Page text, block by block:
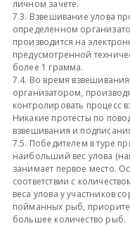
личном зачете.
7.3. Взвешивание улова
определенном
производится на
предусмотренной
более 1 грамма.
7.4. Во время
организатором,
контролировать процесс
Никакие протесты по
взвешивания и
7.5. Победителем в туре
наибольший вес улова
занимает первое место.
соответствии с
веса улова у участников
пойманных рыб,
большее количество рыб.